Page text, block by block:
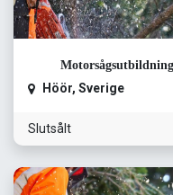
Höör, Sverige
Slutsålt